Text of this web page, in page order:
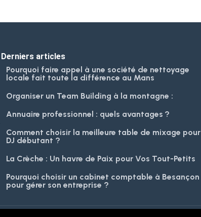
Derniers articles
Pourquoi faire appel à une société de nettoyage
locale fait toute la différence au Mans
Organiser un Team Building à la montagne :
Annuaire professionnel : quels avantages ?
Comment choisir la meilleure table de mixage pour
DJ débutant ?
La Crèche : Un havre de Paix pour Vos Tout-Petits
Pourquoi choisir un cabinet comptable à Besançon
pour gérer son entreprise ?